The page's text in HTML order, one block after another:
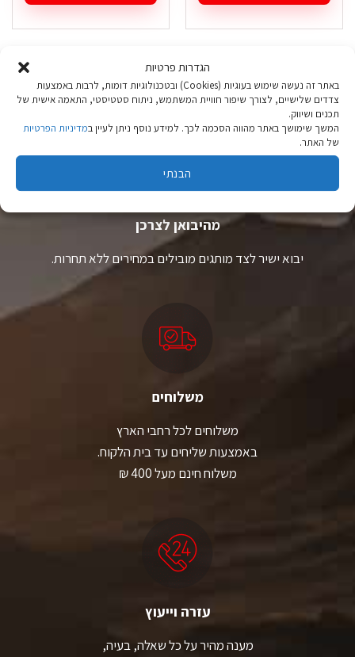
הגדרות פרטיות
באתר זה נעשה שימוש בעוגיות (Cookies) ובטכנולוגיות דומות, לרבות באמצעות
צדדים שלישיים, לצורך שיפור חוויית המשתמש, ניתוח סטטיסטי, התאמה אישית של
תכנים ושיווק.
המשך שימושך באתר מהווה הסכמה לכך. למידע נוסף ניתן לעיין במדיניות הפרטיות
של האתר.
הבנתי
זה
ניתן
לבחור
את
האפשרויות
בעמוד
זה
סוגים.
ניתן
לבחור
האפשרויות
מהיבואן לצרכן
יבוא ישיר לצד מותגים מובילים במחירים ללא תחרות.
משלוחים
משלוחים לכל רחבי הארץ
באמצעות שליחים עד בית הלקוח.
משלוח חינם מעל 400 ₪
עזרה וייעוץ
מענה מהיר על כל שאלה, בעיה,